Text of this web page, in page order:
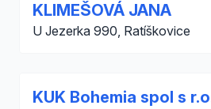
KLIMEŠOVÁ JANA
U Jezerka 990, Ratíškovice
KUK Bohemia spol s